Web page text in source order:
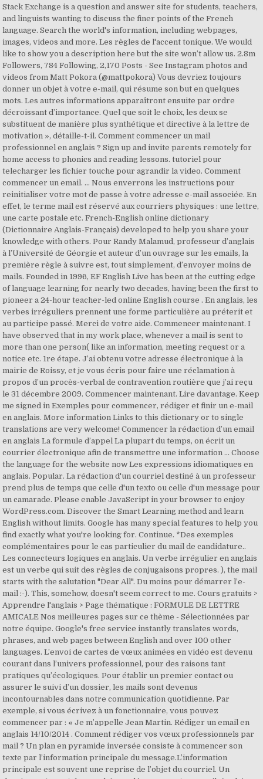
Stack Exchange is a question and answer site for students, teachers,
and linguists wanting to discuss the finer points of the French
language. Search the world's information, including webpages,
images, videos and more. Les règles de l'accent tonique. We would
like to show you a description here but the site won’t allow us. 2.8m
Followers, 784 Following, 2,170 Posts - See Instagram photos and
videos from Matt Pokora (@mattpokora) Vous devriez toujours
donner un objet à votre e-mail, qui résume son but en quelques
mots. Les autres informations apparaîtront ensuite par ordre
décroissant d’importance. Quel que soit le choix, les deux se
substituent de manière plus synthétique et directive à la lettre de
motivation », détaille-t-il. Comment commencer un mail
professionnel en anglais ? Sign up and invite parents remotely for
home access to phonics and reading lessons. tutoriel pour
telecharger les fichier touche pour agrandir la video. Comment
commencer un email. ... Nous enverrons les instructions pour
reinitialiser votre mot de passe à votre adresse e-mail associée. En
effet, le terme mail est réservé aux courriers physiques : une lettre,
une carte postale etc. French-English online dictionary
(Dictionnaire Anglais-Français) developed to help you share your
knowledge with others. Pour Randy Malamud, professeur d’anglais
à l’Université de Géorgie et auteur d’un ouvrage sur les emails, la
première règle à suivre est, tout simplement, d’envoyer moins de
mails. Founded in 1996, EF English Live has been at the cutting edge
of language learning for nearly two decades, having been the first to
pioneer a 24-hour teacher-led online English course . En anglais, les
verbes irréguliers prennent une forme particulière au préterit et
au participe passé. Merci de votre aide. Commencer maintenant. I
have observed that in my work place, whenever a mail is sent to
more than one person( like an information, meeting request or a
notice etc. 1re étape. J’ai obtenu votre adresse électronique à la
mairie de Roissy, et je vous écris pour faire une réclamation à
propos d’un procès-verbal de contravention routière que j’ai reçu
le 31 décembre 2009. Commencer maintenant. Lire davantage. Keep
me signed in Exemples pour commencer, rédiger et finir un e-mail
en anglais. More information Links to this dictionary or to single
translations are very welcome! Commencer la rédaction d’un email
en anglais La formule d’appel La plupart du temps, on écrit un
courrier électronique afin de transmettre une information … Choose
the language for the website now Les expressions idiomatiques en
anglais. Popular. La rédaction d'un courriel destiné à un professeur
prend plus de temps que celle d'un texto ou celle d'un message pour
un camarade. Please enable JavaScript in your browser to enjoy
WordPress.com. Discover the Smart Learning method and learn
English without limits. Google has many special features to help you
find exactly what you're looking for. Continue. *Des exemples
complémentaires pour le cas particulier du mail de candidature..
Les connecteurs logiques en anglais. Un verbe irrégulier en anglais
est un verbe qui suit des règles de conjugaisons propres. ), the mail
starts with the salutation "Dear All". Du moins pour démarrer l’e-
mail :-). This, somehow, doesn't seem correct to me. Cours gratuits >
Apprendre l'anglais > Page thématique : FORMULE DE LETTRE
AMICALE Nos meilleures pages sur ce thème - Sélectionnées par
notre équipe. Google's free service instantly translates words,
phrases, and web pages between English and over 100 other
languages. L’envoi de cartes de vœux animées en vidéo est devenu
courant dans l’univers professionnel, pour des raisons tant
pratiques qu’écologiques. Pour établir un premier contact ou
assurer le suivi d’un dossier, les mails sont devenus
incontournables dans notre communication quotidienne. Par
exemple, si vous écrivez à un fonctionnaire, vous pouvez
commencer par : « Je m’appelle Jean Martin. Rédiger un email en
anglais 14/10/2014 . Comment rédiger vos vœux professionnels par
mail ? Un plan en pyramide inversée consiste à commencer son
texte par l’information principale du message.L’information
principale est souvent une reprise de l’objet du courriel. Un